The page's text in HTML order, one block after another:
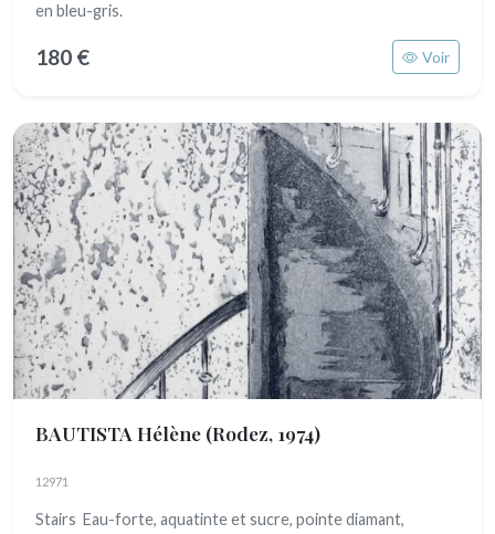
en bleu-gris.
180 € Voir
BAUTISTA Hélène (Rodez, 1974)
12971
Stairs Eau-forte, aquatinte et sucre, pointe diamant,